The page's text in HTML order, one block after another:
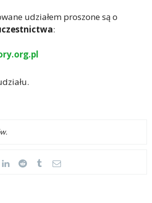
udziałem proszone są o
: